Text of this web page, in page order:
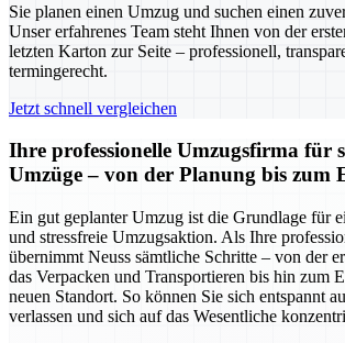
Sie planen einen Umzug und suchen einen
Unser erfahrenes Team steht Ihnen von der
letzten Karton zur Seite – professionell,
termingerecht.
Jetzt schnell vergleichen
Ihre professionelle Umzugsfirma für
Umzüge – von der Planung bis zum
Ein gut geplanter Umzug ist die Grundlage für
und stressfreie Umzugsaktion. Als Ihre
übernimmt Neuss sämtliche Schritte – von der
das Verpacken und Transportieren bis hin zum
neuen Standort. So können Sie sich entspannt
verlassen und sich auf das Wesentliche